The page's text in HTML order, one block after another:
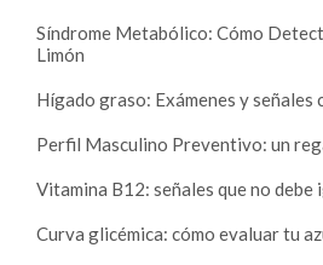
Síndrome Metabólico: Cómo
Limón
Hígado graso: Exámenes y
Perfil Masculino Preventivo: un
Vitamina B12: señales que no debe
Curva glicémica: cómo evaluar tu